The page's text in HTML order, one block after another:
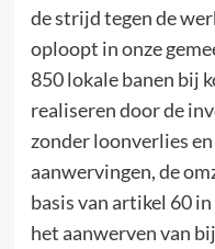
de strijd tegen de
oploopt in onze
850 lokale banen bij
realiseren door de
zonder loonverlies
aanwervingen, de
basis van artikel 60
het aanwerven van